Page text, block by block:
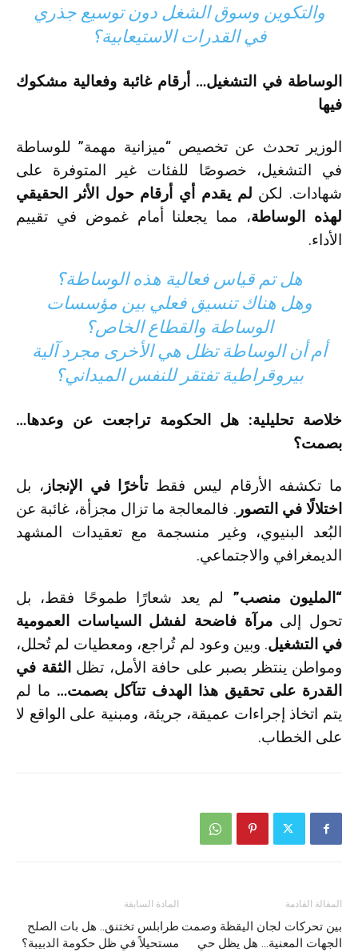
والتكوين وسوق الشغل دون توسيع جذري
في القدرات الاستيعابية؟
الوساطة في التشغيل… أرقام غائبة وفعالية مشكوك
فيها
الوزير تحدث عن تخصيص “ميزانية مهمة” للوساطة
في التشغيل، خصوصًا للفئات غير المتوفرة على
شهادات. لكن لم يقدم أي أرقام حول الأثر الحقيقي
لهذه الوساطة، مما يجعلنا أمام غموض في تقييم
الأداء.
هل تم قياس فعالية هذه الوساطة؟
وهل هناك تنسيق فعلي بين مؤسسات
الوساطة والقطاع الخاص؟
أم أن الوساطة تظل هي الأخرى مجرد آلية
بيروقراطية تفتقر للنفس الميداني؟
خلاصة تحليلية: هل الحكومة تراجعت عن وعدها…
بصمت؟
ما تكشفه الأرقام ليس فقطتأخرًا في الإنجاز ، بل
اختلالًا في التصور . فالمعالجة ما تزال مجزأة، غائبة عن
البُعد البنيوي، وغير منسجمة مع تعقيدات المشهد
الديمغرافي والاجتماعي.
“المليون منصب” لم يعد شعارًا طموحًا فقط، بل
تحول إلىمرآة فاضحة لفشل السياسات العمومية
في التشغيل. وبين وعود لم تُراجع، ومعطيات لم تُحلل،
ومواطن ينتظر بصبر على حافة الأمل، تظل الثقة في
القدرة على تحقيق هذا الهدف تتآكل بصمت… ما لم
يتم اتخاذ إجراءات عميقة، جريئة، ومبنية على الواقع لا
على الخطاب.
المادة السابقة
طرابلس تختنق.. هل بات الصلح
مستحيلاً في ظل حكومة الدبيبة؟
المقالة القادمة
بين تحركات لجان اليقظة وصمت
الجهات المعنية… هل يظل حي